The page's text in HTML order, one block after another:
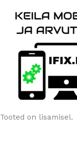
content
Tooted on lisamisel.